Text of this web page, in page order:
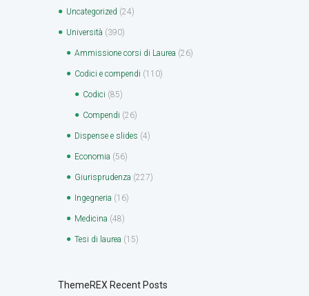
Uncategorized (24)
Università (390)
Ammissione corsi di Laurea (26)
Codici e compendi (110)
Codici (85)
Compendi (26)
Dispense e slides (4)
Economia (56)
Giurisprudenza (227)
Ingegneria (16)
Medicina (48)
Tesi di laurea (15)
ThemeREX Recent Posts